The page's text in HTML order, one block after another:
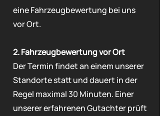
eine Fahrzeugbewertung bei uns
vor Ort.
2. Fahrzeugbewertung vor Ort
Der Termin findet an einem unserer
Standorte statt und dauert in der
Regel maximal 30 Minuten. Einer
unserer erfahrenen Gutachter prüft